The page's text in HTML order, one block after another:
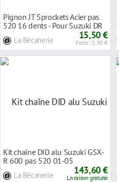
Pignon JT Sprockets Acier pas
520 16 dents - Pour Suzuki DR
La Bécanerie 15,50 €
Ports : 5,90 €
Kit chaîne DID alu Suzuki GSX-
R 600 pas 520 01-05
La Bécanerie 143,60 €
Livraison gratuite